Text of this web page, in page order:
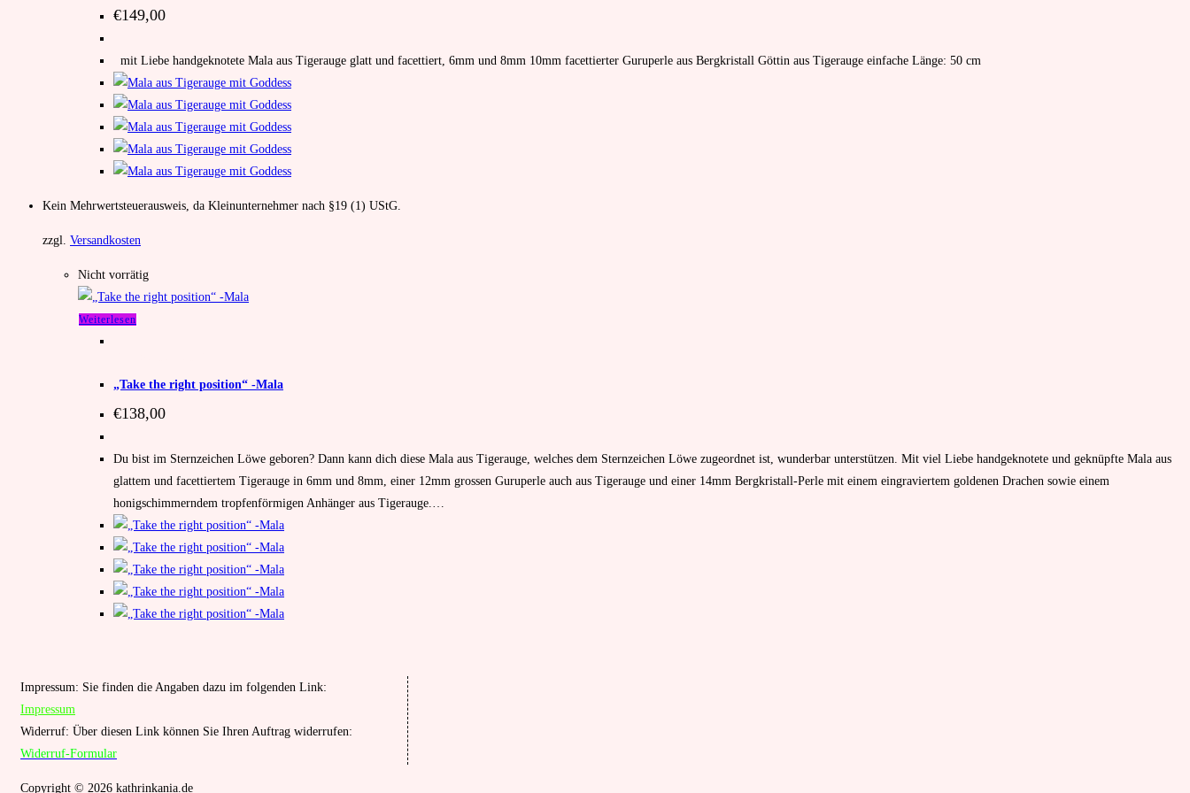
€149,00
mit Liebe handgeknotete Mala aus Tigerauge glatt und facettiert, 6mm und 8mm 10mm facettierter Guruperle aus Bergkristall Göttin aus Tigerauge einfache Länge: 50 cm
Kein Mehrwertsteuerausweis, da Kleinunternehmer nach §19 (1) UStG.
zzgl. Versandkosten
Nicht vorrätig
Weiterlesen
„Take the right position“ -Mala
€138,00
Du bist im Sternzeichen Löwe geboren? Dann kann dich diese Mala aus Tigerauge, welches dem Sternzeichen Löwe zugeordnet ist, wunderbar unterstützen. Mit viel Liebe handgeknotete und geknüpfte Mala aus
glattem und facettiertem Tigerauge in 6mm und 8mm, einer 12mm grossen Guruperle auch aus Tigerauge und einer 14mm Bergkristall-Perle mit einem eingraviertem goldenen Drachen sowie einem
honigschimmerndem tropfenförmigen Anhänger aus Tigerauge.…
Impressum: Sie finden die Angaben dazu im folgenden Link:
Impressum
Widerruf: Über diesen Link können Sie Ihren Auftrag widerrufen:
Widerruf-Formular
Copyright © 2026 kathrinkania.de